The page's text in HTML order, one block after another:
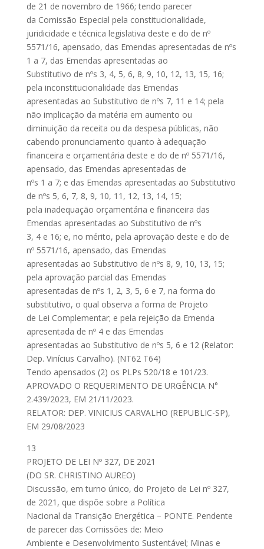
de 21 de novembro de 1966; tendo parecer
da Comissão Especial pela constitucionalidade,
juridicidade e técnica legislativa deste e do de nº
5571/16, apensado, das Emendas apresentadas de nºs
1 a 7, das Emendas apresentadas ao
Substitutivo de nºs 3, 4, 5, 6, 8, 9, 10, 12, 13, 15, 16;
pela inconstitucionalidade das Emendas
apresentadas ao Substitutivo de nºs 7, 11 e 14; pela
não implicação da matéria em aumento ou
diminuição da receita ou da despesa públicas, não
cabendo pronunciamento quanto à adequação
financeira e orçamentária deste e do de nº 5571/16,
apensado, das Emendas apresentadas de
nºs 1 a 7; e das Emendas apresentadas ao Substitutivo
de nºs 5, 6, 7, 8, 9, 10, 11, 12, 13, 14, 15;
pela inadequação orçamentária e financeira das
Emendas apresentadas ao Substitutivo de nºs
3, 4 e 16; e, no mérito, pela aprovação deste e do de
nº 5571/16, apensado, das Emendas
apresentadas ao Substitutivo de nºs 8, 9, 10, 13, 15;
pela aprovação parcial das Emendas
apresentadas de nºs 1, 2, 3, 5, 6 e 7, na forma do
substitutivo, o qual observa a forma de Projeto
de Lei Complementar; e pela rejeição da Emenda
apresentada de nº 4 e das Emendas
apresentadas ao Substitutivo de nºs 5, 6 e 12 (Relator:
Dep. Vinícius Carvalho). (NT62 T64)
Tendo apensados (2) os PLPs 520/18 e 101/23.
APROVADO O REQUERIMENTO DE URGÊNCIA N°
2.439/2023, EM 21/11/2023.
RELATOR: DEP. VINICIUS CARVALHO (REPUBLIC-SP),
EM 29/08/2023
13
PROJETO DE LEI Nº 327, DE 2021
(DO SR. CHRISTINO AUREO)
Discussão, em turno único, do Projeto de Lei nº 327,
de 2021, que dispõe sobre a Política
Nacional da Transição Energética – PONTE. Pendente
de parecer das Comissões de: Meio
Ambiente e Desenvolvimento Sustentável; Minas e